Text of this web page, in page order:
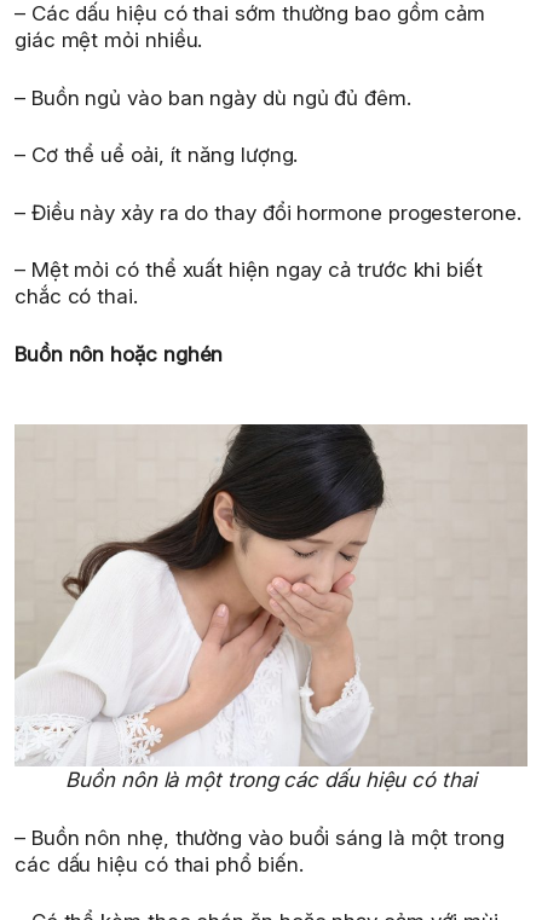
– Các dấu hiệu có thai sớm thường bao gồm cảm
giác mệt mỏi nhiều.
– Buồn ngủ vào ban ngày dù ngủ đủ đêm.
– Cơ thể uể oải, ít năng lượng.
– Điều này xảy ra do thay đổi hormone progesterone.
– Mệt mỏi có thể xuất hiện ngay cả trước khi biết
chắc có thai.
Buồn nôn hoặc nghén
Buồn nôn là một trong các dấu hiệu có thai
– Buồn nôn nhẹ, thường vào buổi sáng là một trong
các dấu hiệu có thai phổ biến.